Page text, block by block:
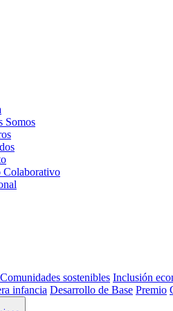
Somos
Colaborativo
Comunidades sostenibles Inclusión
infancia Desarrollo de Base Premio